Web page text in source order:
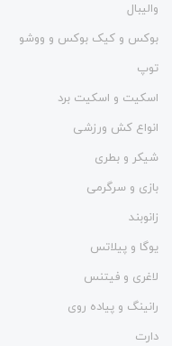
والیبال
بوکس و کیک بوکس و ووشو
توپ
اسکیت و اسکیت برد
انواع کش ورزشی
شیکر و بطری
بازی و سرگرمی
زانوبند
یوگا و پیلاتس
لاغری و فیتنس
رانینگ و پیاده روی
دارت